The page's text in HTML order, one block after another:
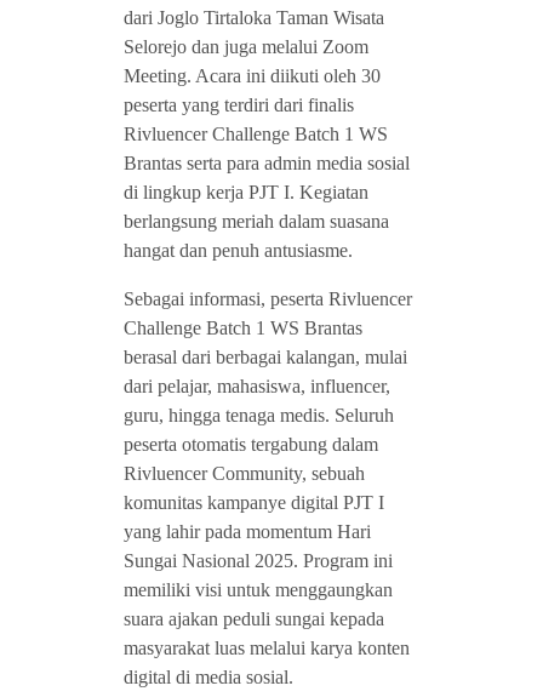
dari Joglo Tirtaloka Taman Wisata
Selorejo dan juga melalui Zoom
Meeting. Acara ini diikuti oleh 30
peserta yang terdiri dari finalis
Rivluencer Challenge Batch 1 WS
Brantas serta para admin media sosial
di lingkup kerja PJT I. Kegiatan
berlangsung meriah dalam suasana
hangat dan penuh antusiasme.
Sebagai informasi, peserta Rivluencer
Challenge Batch 1 WS Brantas
berasal dari berbagai kalangan, mulai
dari pelajar, mahasiswa, influencer,
guru, hingga tenaga medis. Seluruh
peserta otomatis tergabung dalam
Rivluencer Community, sebuah
komunitas kampanye digital PJT I
yang lahir pada momentum Hari
Sungai Nasional 2025. Program ini
memiliki visi untuk menggaungkan
suara ajakan peduli sungai kepada
masyarakat luas melalui karya konten
digital di media sosial.